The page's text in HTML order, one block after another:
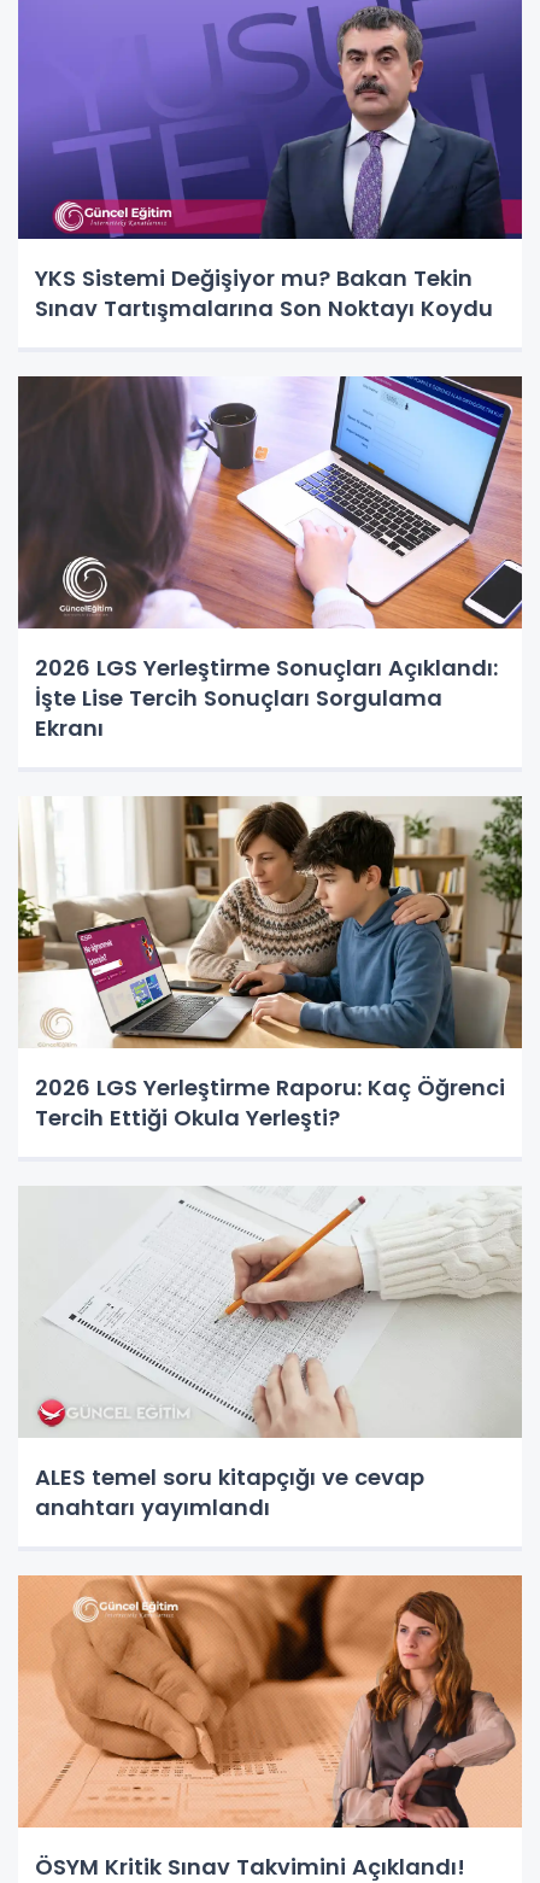
YKS Sistemi Değişiyor mu? Bakan Tekin
Sınav Tartışmalarına Son Noktayı Koydu
2026 LGS Yerleştirme Sonuçları Açıklandı:
İşte Lise Tercih Sonuçları Sorgulama
Ekranı
2026 LGS Yerleştirme Raporu: Kaç Öğrenci
Tercih Ettiği Okula Yerleşti?
ALES temel soru kitapçığı ve cevap
anahtarı yayımlandı
ÖSYM Kritik Sınav Takvimini Açıklandı!